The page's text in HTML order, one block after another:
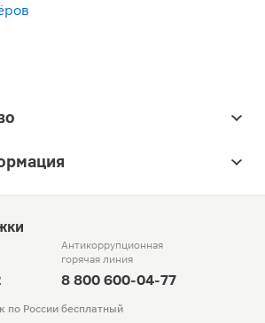
Антикоррупционная
горячая линия
8 800 600-04-77
по России бесплатный